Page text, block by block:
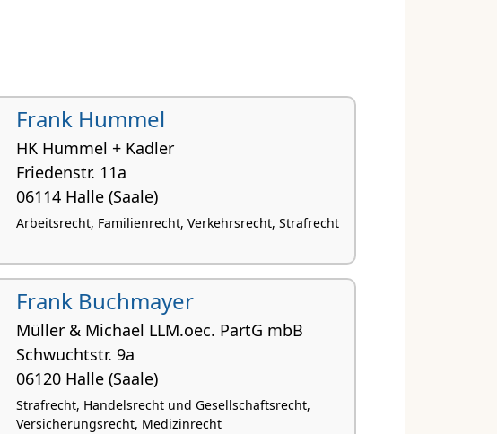
Frank Hummel
HK Hummel + Kadler
Friedenstr. 11a
06114 Halle (Saale)
Arbeitsrecht, Familienrecht, Verkehrsrecht, Strafrecht
Frank Buchmayer
Müller & Michael LLM.oec. PartG mbB
Schwuchtstr. 9a
06120 Halle (Saale)
Strafrecht, Handelsrecht und Gesellschaftsrecht,
Versicherungsrecht, Medizinrecht